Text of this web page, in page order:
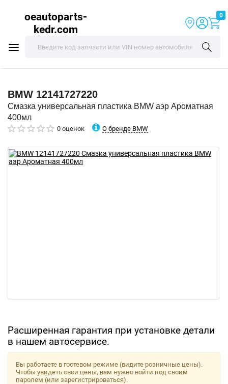
oeautoparts-
kedr.com
0
BMW 12141727220
Смазка универсальная пластика BMW аэр Ароматная
400мл
0 оценок О бренде BMW
Расширенная гарантия при установке детали
в нашем автосервисе.
Вы работаете в гостевом режиме (видите розничные цены).
Чтобы увидеть свои цены, вам нужно войти под своим
паролем (или зарегистрироваться).